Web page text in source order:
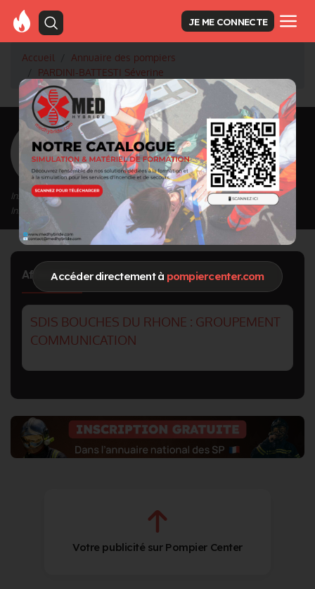
Accéder directement à pompiercenter.com
JE ME CONNECTE
Accueil
Annuaire des pompiers
PARDINI-BATTESTI Séverine
<Retour à la liste des pompiers
PARDINI-BATTESTI
Séverine
Inscrit depuis le 22/06/2021 à 12:48
Informations mises à jour le 22/06/2021 à 12:48
Affectation
SDIS BOUCHES DU RHONE : GROUPEMENT
COMMUNICATION
Votre publicité sur Pompier Center